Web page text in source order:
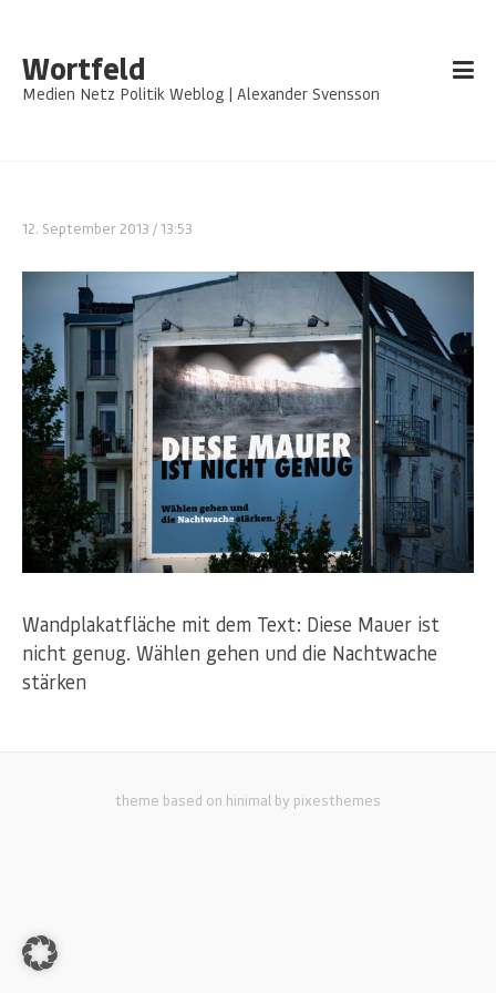
Wortfeld
Medien Netz Politik Weblog | Alexander Svensson
12. September 2013 / 13:53
Wandplakatfläche mit dem Text: Diese Mauer ist
nicht genug. Wählen gehen und die Nachtwache
stärken
theme based on hinimal by pixesthemes